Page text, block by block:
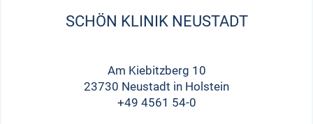
SCHÖN KLINIK NEUSTADT
Am Kiebitzberg 10
23730 Neustadt in Holstein
+49 4561 54-0